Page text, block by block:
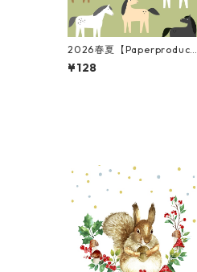
2026春夏【Paperproducts
Design】バラ売り2枚 ラン
チサイズ ペーパーナプキン
¥128